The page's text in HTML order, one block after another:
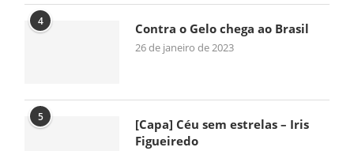
4 Contra o Gelo chega ao Brasil
26 de janeiro de 2023
5
[Capa] Céu sem estrelas – Iris
Figueiredo